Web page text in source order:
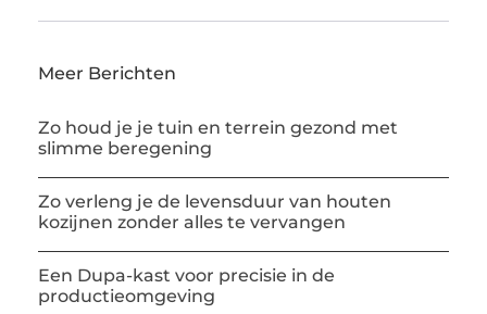
Meer Berichten
Zo houd je je tuin en terrein gezond met
slimme beregening
Zo verleng je de levensduur van houten
kozijnen zonder alles te vervangen
Een Dupa-kast voor precisie in de
productieomgeving